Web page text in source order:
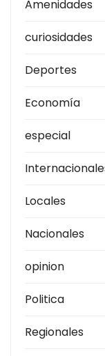
Amenidades
curiosidades
Deportes
Economía
especial
Locales
Nacionales
opinion
Politica
Regionales